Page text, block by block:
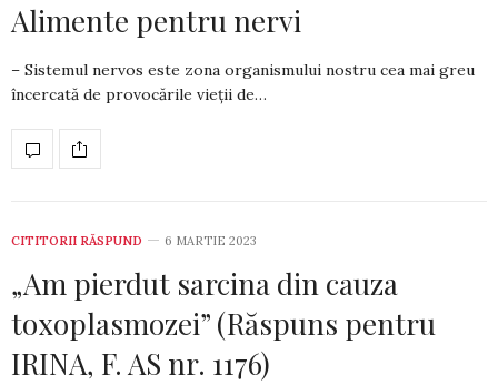
Alimente pentru nervi
– Sistemul nervos este zona organismului nostru cea mai greu
încercată de provocările vieții de…
CITITORII RĂSPUND 6 MARTIE 2023
„Am pierdut sarcina din cauza
toxoplasmozei” (Răspuns pentru
IRINA, F. AS nr. 1176)